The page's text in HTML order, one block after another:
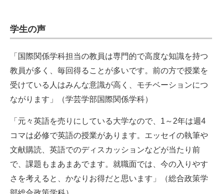
学生の声
「国際関係学科担当の教員は専門的で高度な知識を持つ
教員が多く、毎回得ることが多いです。前の方で授業を
受けている人はみんな意識が高く、モチベーションにつ
ながります」（学芸学部国際関係学科）
「元々英語を売りにしている大学なので、1～2年は週4
コマは必修で英語の授業があります。エッセイの執筆や
文献購読、英語でのディスカッションなどが当たり前
で、課題もまあまあでます。就職面では、今の入りやす
さを考えると、かなりお得だと思います」（総合政策学